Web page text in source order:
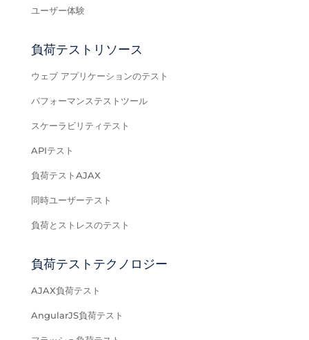
ユーザー体験
負荷テストリソース
ウェブ アプリケーションのテスト
パフォーマンステストツール
スケーラビリティテスト
APIテスト
負荷テストAJAX
同時ユーザーテスト
負荷とストレスのテスト
負荷テストテクノロジー
AJAX負荷テスト
AngularJS負荷テスト